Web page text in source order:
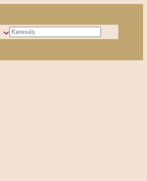
Keresés